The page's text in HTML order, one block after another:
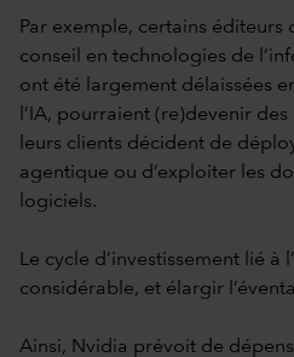
Par exemple, certains
conseil en technologies de
ont été largement délaissées
l’IA, pourraient (re)devenir
leurs clients décident de
agentique ou d’exploiter les
logiciels.
Le cycle d’investissement lié à
considérable, et élargir
Ainsi, Nvidia prévoit de